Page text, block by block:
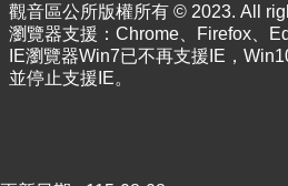
政
信
箱
觀音區公所版權所有 © 2023. All
瀏覽器支援：Chrome、Firefox、
IE瀏覽器Win7已不再支援IE，
並停止支援IE。